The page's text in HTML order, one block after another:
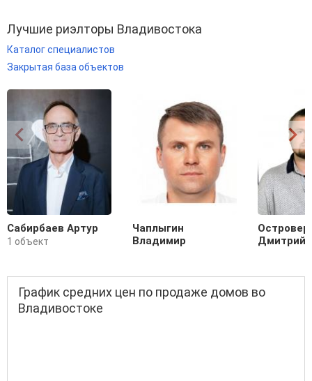
Лучшие риэлторы Владивостока
Каталог специалистов
Закрытая база объектов
Сабирбаев Артур
1 объект
Чаплыгин
Владимир
Дмитрий
График средних цен по продаже домов во
Владивостоке